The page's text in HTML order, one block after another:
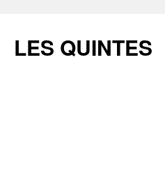
contingut
LES QUINTES